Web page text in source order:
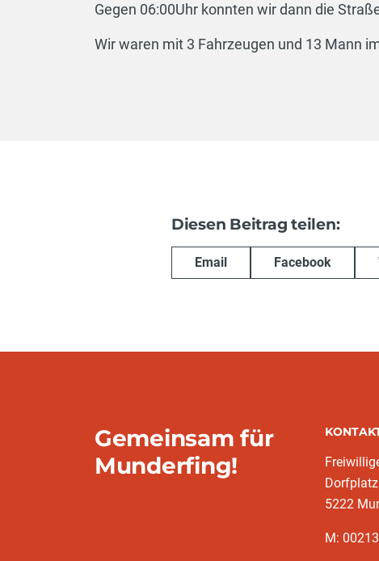
Gegen 06:00Uhr konnten wir dann die
Wir waren mit 3 Fahrzeugen und 13 Mann
Diesen Beitrag teilen:
Email Facebook
Gemeinsam für
Munderfing!
5222
M: